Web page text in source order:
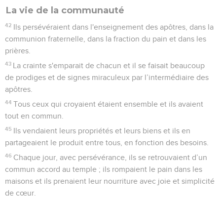
La vie de la communauté
42 Ils persévéraient dans l'enseignement des apôtres, dans la
communion fraternelle, dans la fraction du pain et dans les
prières.
43 La crainte s'emparait de chacun et il se faisait beaucoup
de prodiges et de signes miraculeux par l’intermédiaire des
apôtres.
44 Tous ceux qui croyaient étaient ensemble et ils avaient
tout en commun.
45 Ils vendaient leurs propriétés et leurs biens et ils en
partageaient le produit entre tous, en fonction des besoins.
46 Chaque jour, avec persévérance, ils se retrouvaient d’un
commun accord au temple ; ils rompaient le pain dans les
maisons et ils prenaient leur nourriture avec joie et simplicité
de cœur.